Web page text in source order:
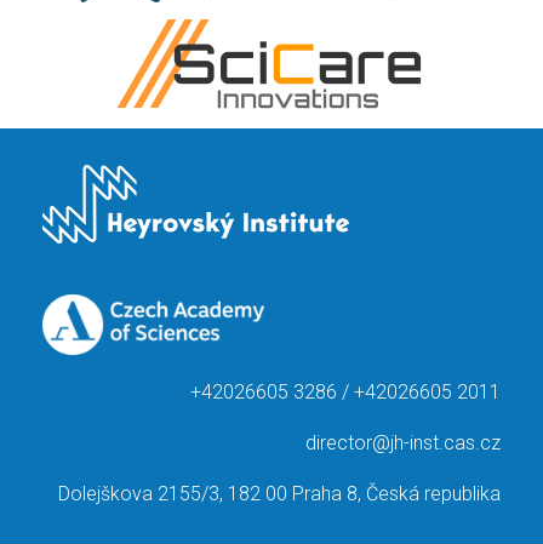
+42026605 3286 / +42026605 2011
director@jh-inst.cas.cz
Dolejškova 2155/3, 182 00 Praha 8, Česká republika